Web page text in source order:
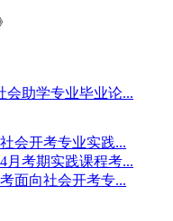
会助学专业毕业论...
会开考专业实践...
月考期实践课程考...
面向社会开考专...